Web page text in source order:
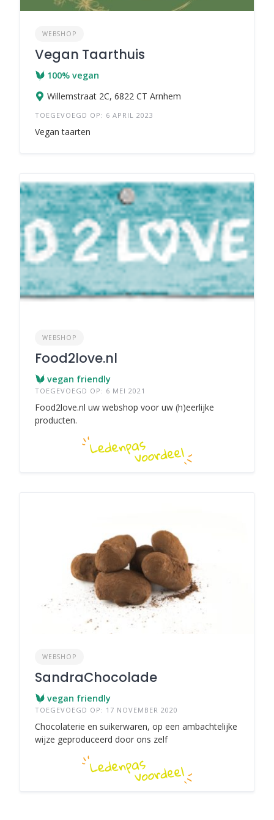
WEBSHOP
Vegan Taarthuis
100% vegan
Willemstraat 2C, 6822 CT Arnhem
TOEGEVOEGD OP: 6 APRIL 2023
Vegan taarten
WEBSHOP
Food2love.nl
vegan friendly
TOEGEVOEGD OP: 6 MEI 2021
Food2love.nl uw webshop voor uw (h)eerlijke
producten.
WEBSHOP
SandraChocolade
vegan friendly
TOEGEVOEGD OP: 17 NOVEMBER 2020
Chocolaterie en suikerwaren, op een ambachtelijke
wijze geproduceerd door ons zelf